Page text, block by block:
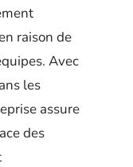
raison de
Avec
les
assure
des